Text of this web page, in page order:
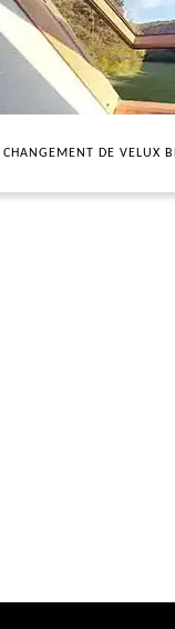
CHANGEMENT DE VELUX